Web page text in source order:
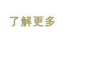
了解更多